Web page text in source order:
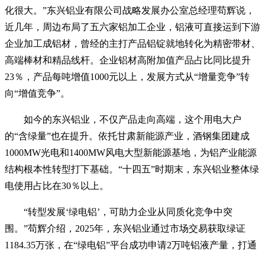
化很大。”东兴铝业有限公司战略发展办公室总经理苟辉说，
近几年，周边布局了五六家铝加工企业，铝液可直接运到下游
企业加工成铝材，曾经的主打产品铝锭就地转化为精密带材、
高端棒材和精品线杆。企业铝材高附加值产品占比同比提升
23％，产品每吨增值1000元以上，发展方式从“增量竞争”转
向“增值竞争”。
如今的东兴铝业，不仅产品走向高端，这个用电大户
的“含绿量”也在提升。依托甘肃新能源产业，酒钢集团建成
1000MW光电和1400MW风电大型新能源基地，为铝产业能源
结构根本性转型打下基础。“十四五”时期末，东兴铝业整体绿
电使用占比在30％以上。
“转型发展‘绿电铝’，可助力企业从同质化竞争中突
围。”苟辉介绍，2025年，东兴铝业通过市场交易获取绿证
1184.35万张，在“绿电铝”平台成功申请2万吨铝液产量，打通